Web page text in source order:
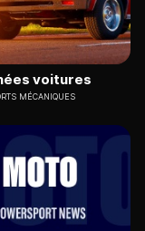
voitures
MÉCANIQUES